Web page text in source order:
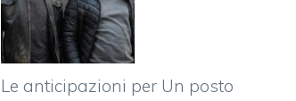
Le anticipazioni per Un posto